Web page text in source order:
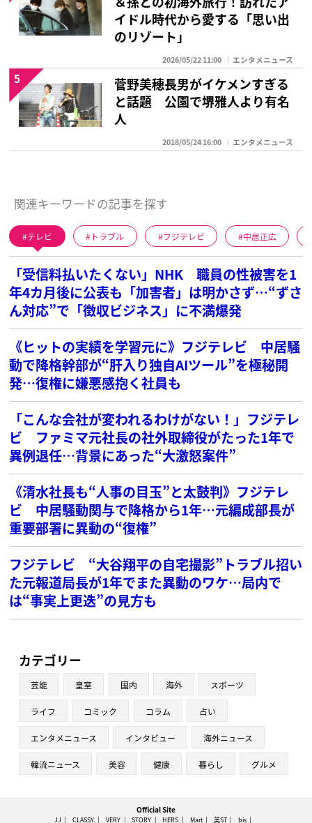
イドル時代から愛する「思い出
のリゾート」
2026/05/22 11:00 エンタメニュース
菅野美穂長男がイケメンすぎる
と話題 公園で堺雅人より有名
人
2018/05/24 16:00 エンタメニュース
5
関連キーワードの記事を探す
テレビ トラブル フジテレビ 中居正広
「受信料払いたくない」NHK 職員の性被害を1
年4カ月後に公表も「加害者」は明かさず…“ずさ
ん対応”で「徴収ビジネス」に不満爆発
《ヒットの実績を学習元に》フジテレビ 中居騒
動で降格幹部が“肝入り独自AIツール”を極秘開
発…復権に嫌悪感抱く社員も
「こんな会社が変われるわけがない！」フジテレ
ビ ファミマ元社長の社外取締役がたった1年で
異例退任…背景にあった“大激怒案件”
《清水社長も“人事の目玉”と太鼓判》フジテレ
ビ 中居騒動関与で降格から1年…元編成部長が
重要部署に異動の“復権”
フジテレビ “大谷翔平の自宅撮影”トラブル招い
た元報道局長が1年でまた異動のワケ…局内で
は“事実上更迭”の見方も
カテゴリー
芸能 皇室 国内 海外 スポーツ
ライフ コミック コラム 占い
エンタメニュース インタビュー 海外ニュース
韓流ニュース 美容 健康 暮らし グルメ
Official Site
JJ CLASSY. VERY STORY HERS Mart 美ST bis